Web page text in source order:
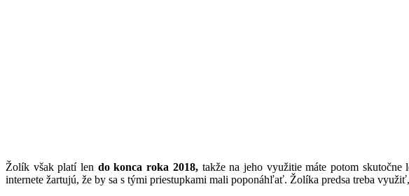
Žolík však platí len do konca roka 2018,takže na jeho využitie máte potom skutočne
internete žartujú, že by sa s tými priestupkami mali poponáhľať. Žolíka predsa treba